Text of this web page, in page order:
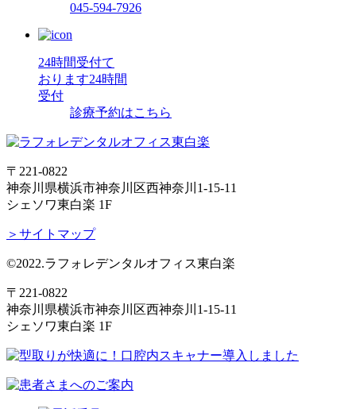
045-594-7926
24時間受付て
おります24時間
受付
診療予約はこちら
〒221-0822
神奈川県横浜市神奈川区西神奈川1-15-11
シェソワ東白楽 1F
＞サイトマップ
©2022.ラフォレデンタルオフィス東白楽
〒221-0822
神奈川県横浜市神奈川区西神奈川1-15-11
シェソワ東白楽 1F